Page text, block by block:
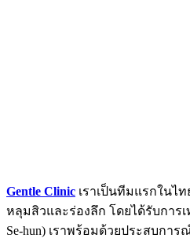
Gentle Clinic เราเป็นทีมแรกในไท
หลุมสิวและร่องลึก โดยได้รับการเ
Se-hun) เราพร้อมด้วยประสบกา